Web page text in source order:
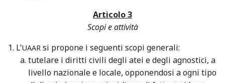
Articolo 3
Scopi e attività
L’UAAR si propone i seguenti scopi generali:
tutelare i diritti civili degli atei e degli agnostici, a
livello nazionale e locale, opponendosi a ogni tipo